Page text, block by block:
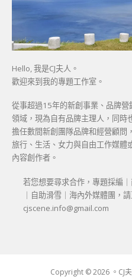
Hello, 我是CJ夫人。
歡迎來到我的專題工作室。
從事超過15年的新創事業、品牌
領域，現為自有品牌主理人，同時
擔任數間新創團隊品牌和經營顧問
旅行、生活、女力與自由工作媒體
內容創作者。
若您想要尋求合作，專題採編
｜自助滑雪｜海內外媒體團，
cjscene.info@gmail.com
Copyright © 2026 。CJ